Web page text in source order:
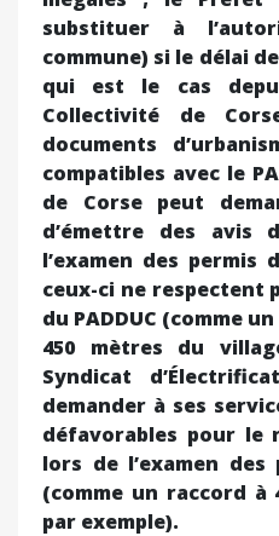
substituer à
commune) si le délai
qui est le cas
Collectivité de
documents
compatibles avec le
de Corse peut
d’émettre des avis
l’examen des
ceux-ci ne respectent
du PADDUC (comme
450 mètres du
Syndicat
demander à ses
défavorables pour le
lors de l’examen
(comme un raccord à
par exemple).